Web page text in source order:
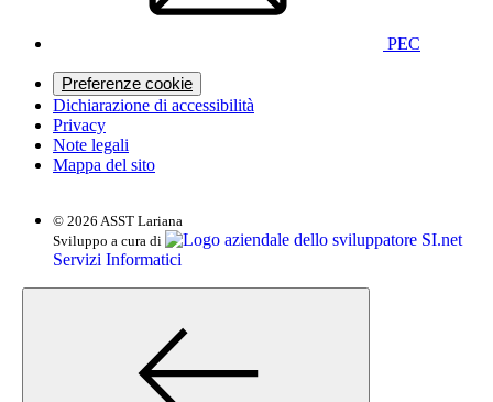
PEC
Preferenze cookie
Dichiarazione di accessibilità
Privacy
Note legali
Mappa del sito
© 2026 ASST Lariana
Sviluppo a cura di
SI.net
Servizi Informatici